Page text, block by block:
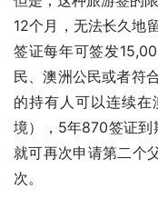
12个月，无法长久地
签证每年可签发
民、澳洲公民或者符
的持有人可以连续
境），5年870签证到
就可再次申请第二个
次。